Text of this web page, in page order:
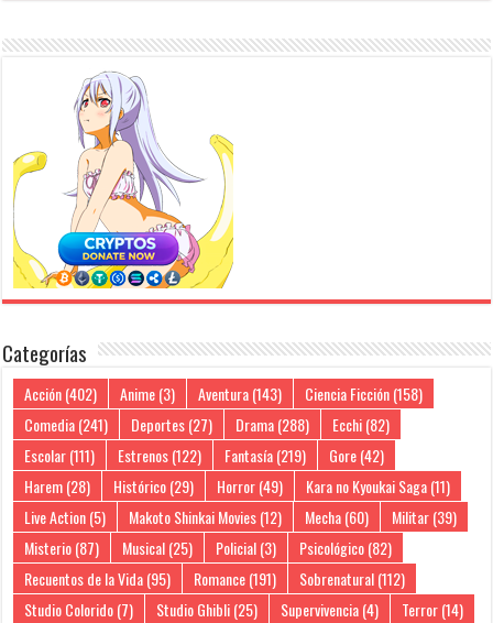
Categorías
Acción(402) Anime(3) Aventura(143) Ciencia Ficción(158)
Comedia(241) Deportes(27) Drama(288) Ecchi(82)
Escolar(111) Estrenos(122) Fantasía(219) Gore(42)
Harem(28) Histórico(29) Horror(49) Kara no Kyoukai Saga(11)
Live Action(5) Makoto Shinkai Movies(12) Mecha(60) Militar(39)
Misterio(87) Musical(25) Policial(3) Psicológico(82)
Recuentos de la Vida(95) Romance(191) Sobrenatural(112)
Studio Colorido(7) Studio Ghibli(25) Supervivencia(4) Terror(14)